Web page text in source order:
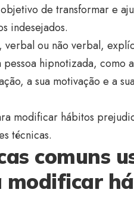
de transformar e
indesejados.
ou não verbal,
hipnotizada, como
a sua motivação e a
modificar hábitos
técnicas.
comuns